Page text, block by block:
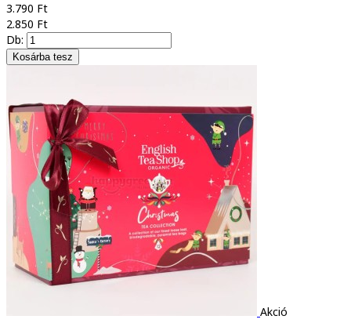
3.790 Ft
2.850 Ft
Db:
Akció